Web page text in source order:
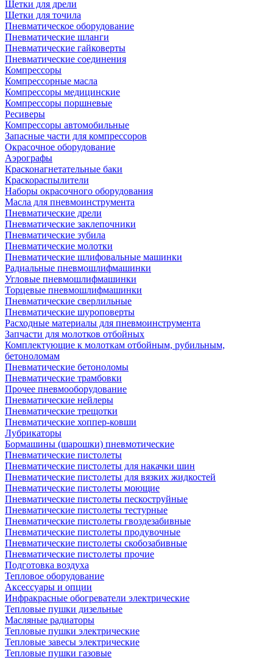
Щетки для дрели
Щетки для точила
Пневматическое оборудование
Пневматические шланги
Пневматические гайковерты
Пневматические соединения
Компрессоры
Компрессорные масла
Компрессоры медицинские
Компрессоры поршневые
Ресиверы
Компрессоры автомобильные
Запасные части для компрессоров
Окрасочное оборудование
Аэрографы
Красконагнетательные баки
Краскораспылители
Наборы окрасочного оборудования
Масла для пневмоинструмента
Пневматические дрели
Пневматические заклепочники
Пневматические зубила
Пневматические молотки
Пневматические шлифовальные машинки
Радиальные пневмошлифмашинки
Угловые пневмошлифмашинки
Торцевые пневмошлифмашинки
Пневматические сверлильные
Пневматические шуроповерты
Расходные материалы для пневмоинструмента
Запчасти для молотков отбойных
Комплектующие к молоткам отбойным, рубильным,
бетоноломам
Пневматические бетоноломы
Пневматические трамбовки
Прочее пневмооборудование
Пневматические нейлеры
Пневматические трещотки
Пневматические хоппер-ковши
Лубрикаторы
Бормашины (шарошки) пневмотические
Пневматические пистолеты
Пневматические пистолеты для накачки шин
Пневматические пистолеты для вязких жидкостей
Пневматические пистолеты моющие
Пневматические пистолеты пескоструйные
Пневматические пистолеты тестурные
Пневматические пистолеты гвоздезабивные
Пневматические пистолеты продувочные
Пневматические пистолеты скобозабивные
Пневматические пистолеты прочие
Подготовка воздуха
Тепловое оборудование
Аксессуары и опции
Инфракрасные обогреватели электрические
Тепловые пушки дизельные
Масляные радиаторы
Тепловые пушки электрические
Тепловые завесы электрические
Тепловые пушки газовые